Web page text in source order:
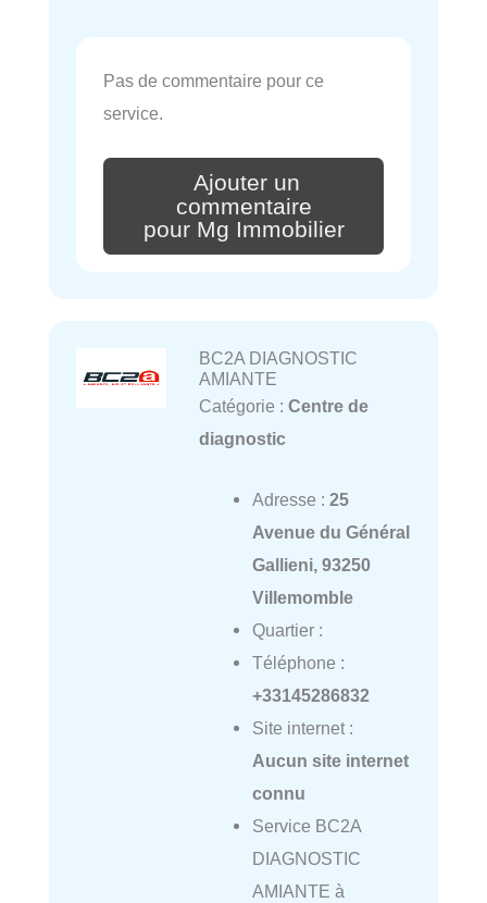
Pas de commentaire pour ce
service.
Ajouter un
commentaire
pour Mg Immobilier
BC2A DIAGNOSTIC
AMIANTE
Catégorie : Centre de
diagnostic
Adresse : 25
Avenue du Général
Gallieni, 93250
Villemomble
Quartier :
Téléphone :
+33145286832
Site internet :
Aucun site internet
connu
Service BC2A
DIAGNOSTIC
AMIANTE à